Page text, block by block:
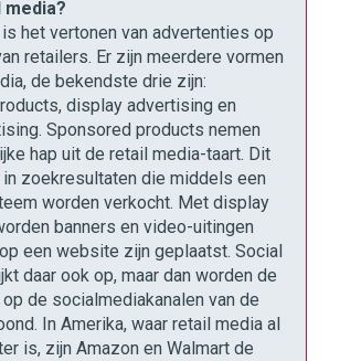
het vertonen van advertenties op
retailers. Er zijn meerdere vormen
de bekendste drie zijn:
display advertising en
Sponsored products nemen
hap uit de retail media-taart. Dit
zoekresultaten die middels een
worden verkocht. Met display
banners en video-uitingen
een website zijn geplaatst. Social
daar ook op, maar dan worden de
de socialmediakanalen van de
In Amerika, waar retail media al
is, zijn Amazon en Walmart de